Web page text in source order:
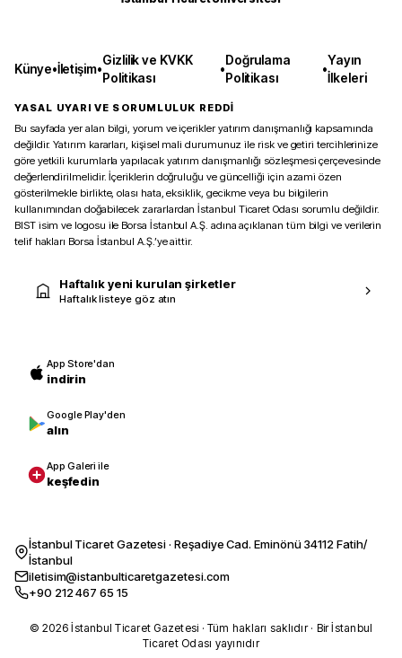
Künye•İletişim•
Gizlilik ve KVKK
Politikası
•
Doğrulama
Politikası
•
Yayın
İlkeleri
YASAL UYARI VE SORUMLULUK REDDİ
Bu sayfada yer alan bilgi, yorum ve içerikler yatırım danışmanlığı kapsamında
değildir. Yatırım kararları, kişisel mali durumunuz ile risk ve getiri tercihlerinize
göre yetkili kurumlarla yapılacak yatırım danışmanlığı sözleşmesi çerçevesinde
değerlendirilmelidir. İçeriklerin doğruluğu ve güncelliği için azami özen
gösterilmekle birlikte, olası hata, eksiklik, gecikme veya bu bilgilerin
kullanımından doğabilecek zararlardan İstanbul Ticaret Odası sorumlu değildir.
BIST isim ve logosu ile Borsa İstanbul A.Ş. adına açıklanan tüm bilgi ve verilerin
telif hakları Borsa İstanbul A.Ş.’ye aittir.
Haftalık yeni kurulan şirketler
Haftalık listeye göz atın
App Store'dan
indirin
Google Play'den
alın
App Galeri ile
keşfedin
İstanbul Ticaret Gazetesi · Reşadiye Cad. Eminönü 34112 Fatih/
İstanbul
iletisim@istanbulticaretgazetesi.com
+90 212 467 65 15
© 2026 İstanbul Ticaret Gazetesi · Tüm hakları saklıdır · Bir İstanbul
Ticaret Odası yayınıdır